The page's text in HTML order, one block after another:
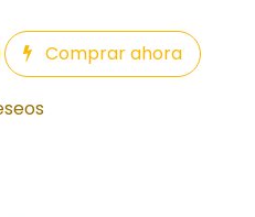
Comprar ahora